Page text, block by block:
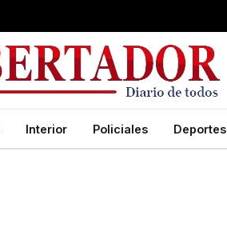
Interior Policiales Deportes